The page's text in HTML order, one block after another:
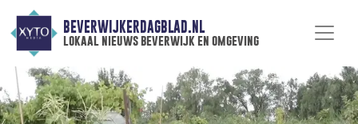
BEVERWIJKERDAGBLAD.NL
lokaal nieuws beverwijk en omgeving